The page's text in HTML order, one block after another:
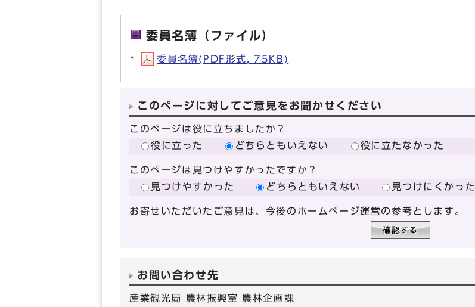
委員名簿（ファイル）
委員名簿(PDF形式, 75KB)
このページに対してご意見をお聞かせください
このページは役に立ちましたか？
役に立った
どちらともいえない 役に立たなかった
このページは見つけやすかったですか？
見つけやすかった
どちらともいえない 見つけにくかった
お寄せいただいたご意見は、今後のホームページ運営の参考とします。
お問い合わせ先
産業観光局 農林振興室 農林企画課